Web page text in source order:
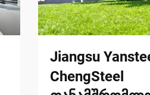
Jiangsu
ChengSteel